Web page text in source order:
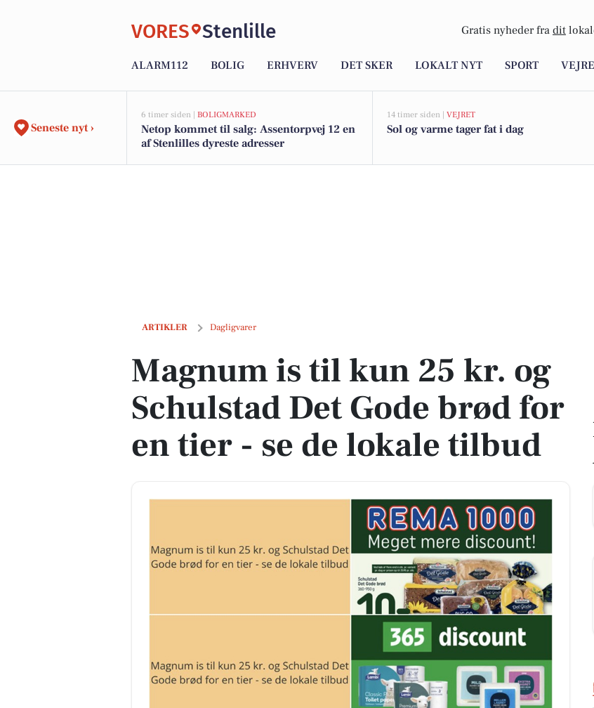
VORES Stenlille Gratis nyheder fra dit
ALARM112 BOLIG ERHVERV DET SKER LOKALT NYT SPORT
Seneste nyt ›
6 timer siden | BOLIGMARKED
Netop kommet til salg: Assentorpvej 12 en
af Stenlilles dyreste adresser
14 timer siden | VEJRET
Sol og varme tager fat i dag
ARTIKLER Dagligvarer
Magnum is til kun 25 kr. og Schulstad Det Gode brød for en tier - se de lokale tilbud
Magnum is til kun 25 kr. og
Schulstad Det Gode brød for
en tier - se de lokale tilbud